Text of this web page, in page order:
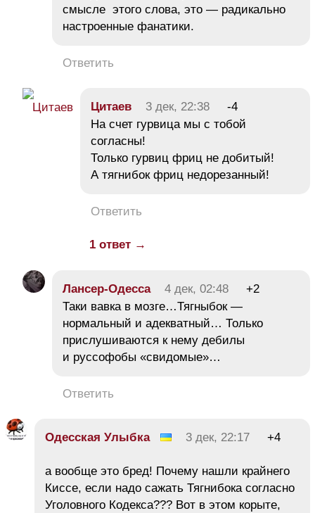
смысле этого слова, это — радикально
настроенные фанатики.
Ответить
Цитаев 3 дек, 22:38
-4
На счет гурвица мы с тобой
согласны!
Только гурвиц фриц не добитый!
А тягнибок фриц недорезанный!
Ответить
1 ответ →
Лансер-Одесса 4 дек, 02:48
+2
Таки вавка в мозге…Тягныбок —
нормальный и адекватный… Только
прислушиваются к нему дебилы
и руссофобы «свидомые»…
Ответить
Одесская Улыбка 3 дек, 22:17 +4
а вообще это бред! Почему нашли крайнего
Киссе, если надо сажать Тягнибока согласно
Уголовного Кодекса??? Вот в этом корыте,